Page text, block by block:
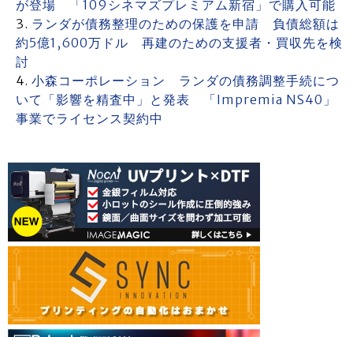
が登場 「109シネマズプレミアム新宿」で購入可能
ランダが債務整理のための保護を申請 負債総額は
約5億1,600万ドル 再建のための支援者・買収先を検
討
小森コーポレーション ランダの債務調整手続につ
いて「影響を精査中」と発表 「Impremia NS40」
事業でライセンス契約中